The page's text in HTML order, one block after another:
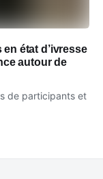
état d’ivresse
autour de
de participants et